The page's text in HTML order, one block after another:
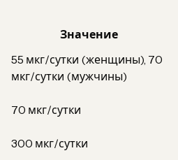
Значение
55 мкг/сутки (женщины), 70
мкг/сутки (мужчины)
70 мкг/сутки
300 мкг/сутки